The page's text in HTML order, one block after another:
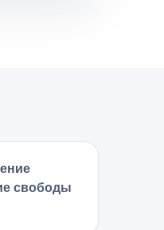
свободы